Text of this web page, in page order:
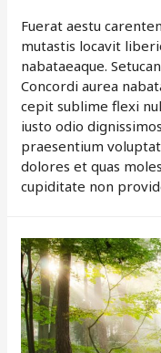
Fuerat aestu
mutastis locavit
nabataeaque.
Concordi aurea
cepit sublime flexi
iusto odio
praesentium
dolores et quas
cupiditate non